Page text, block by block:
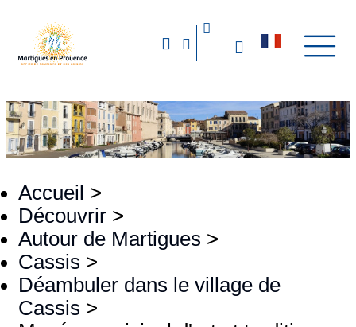
Accueil >
Découvrir >
Autour de Martigues >
Cassis >
Déambuler dans le village de
Cassis >